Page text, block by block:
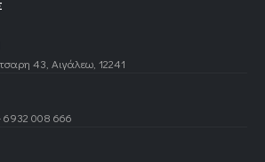
43, Αιγάλεω, 12241
6932 008 666